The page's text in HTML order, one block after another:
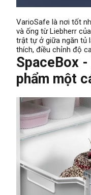
VarioSafe là nơi tốt
và ống từ Liebherr
trật tự ở giữa ngăn tủ
thích, điều chỉnh độ
SpaceBox
phẩm một